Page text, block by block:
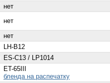
нет
нет
нет
LH-B12
ES-C13 / LP1014
ET-65III
бленда на распечатку